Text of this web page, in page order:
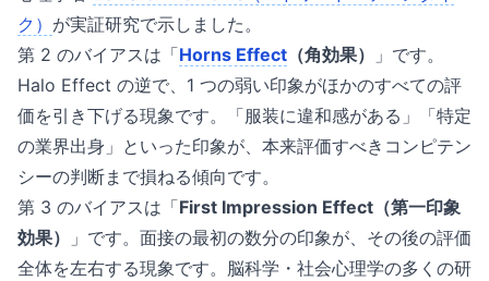
ク） が実証研究で示しました。
第 2 のバイアスは「Horns Effect （角効果）
」です。
Halo Effect の逆で、1 つの弱い印象がほかのすべての評
価を引き下げる現象です。「服装に違和感がある」「特定
の業界出身」といった印象が、本来評価すべきコンピテン
シーの判断まで損ねる傾向です。
第 3 のバイアスは「First Impression Effect（第一印象
効果）
」です。面接の最初の数分の印象が、その後の評価
全体を左右する現象です。脳科学・社会心理学の多くの研